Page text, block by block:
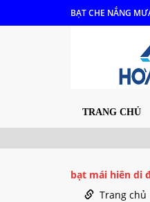
BẠT CHE NẮNG
TRANG CHỦ
bạt mái hiên di
Trang chủ